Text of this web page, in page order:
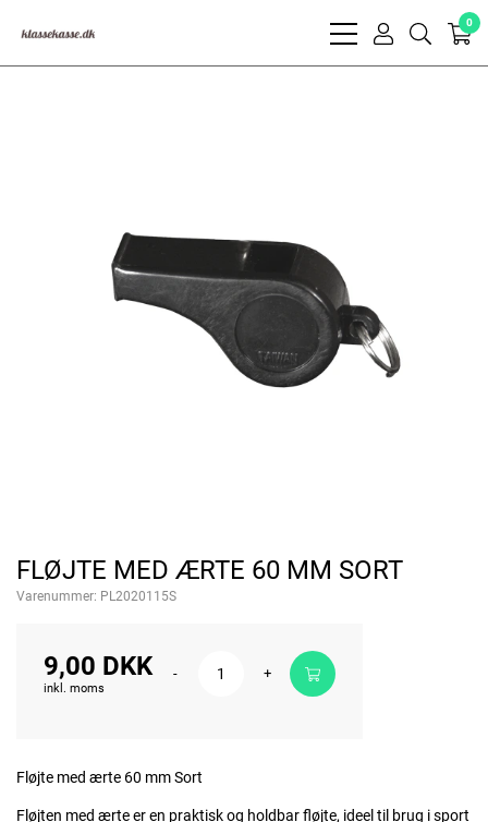
bars
user
search
0
FLØJTE MED ÆRTE 60 MM SORT
Varenummer: PL2020115S
9,00 DKK
inkl. moms
- +
Fløjte med ærte 60 mm Sort
Fløjten med ærte er en praktisk og holdbar fløjte, ideel til brug i sport